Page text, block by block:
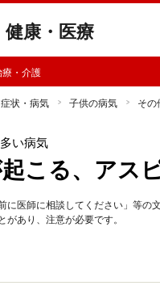
健康・医療
療・介護
症状・病気 子供の病気 その
い病気
こる、アス
に医師に相談してください」等
あり、注意が必要です。